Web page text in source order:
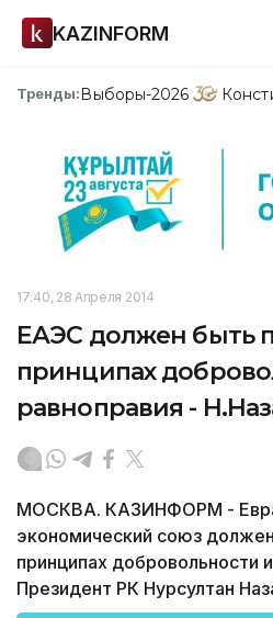
KAZINFORM
Тренды:Выборы-2026
17:40, 28 Апреля 2014
ЕАЭС должен быть
принципах
равноправия -
МОСКВА. КАЗИНФОРМ -
экономический союз
принципах добровольности
Президент РК Нурсултан